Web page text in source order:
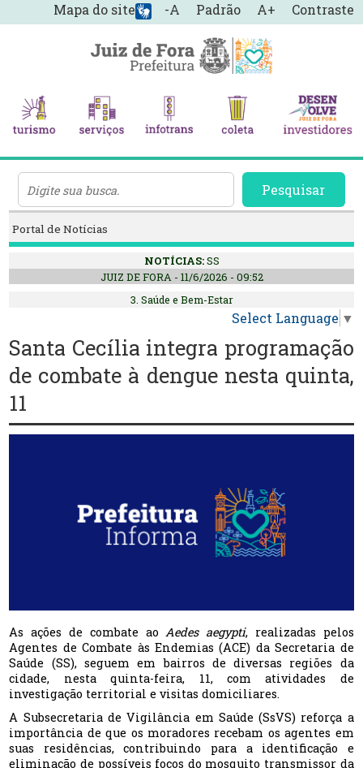
-A Padrão A+ Contraste
Mapa do site
Pesquisar
Portal de Notícias
NOTÍCIAS:SS
JUIZ DE FORA - 11/6/2026 - 09:52
3. Saúde e Bem-Estar
Select Language ▼
Santa Cecília integra programação
de combate à dengue nesta quinta,
11
As ações de combate aoAedes aegypti, realizadas pelos
Agentes de Combate às Endemias (ACE) da Secretaria de
Saúde (SS), seguem em bairros de diversas regiões da
cidade, nesta quinta-feira, 11, com atividades de
investigação territorial e visitas domiciliares.
A Subsecretaria de Vigilância em Saúde (SsVS) reforça a
importância de que os moradores recebam os agentes em
suas residências, contribuindo para a identificação e
eliminação de possíveis focos do mosquito transmissor da